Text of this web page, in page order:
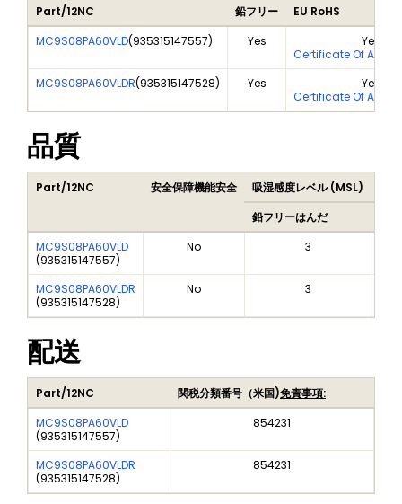
Part/12NC 鉛フリー
EU RoHS
MC9S08PA60VLD(935315147557) Yes
Yes
Certificate Of
MC9S08PA60VLDR(935315147528) Yes
Yes
Certificate Of
品質
Part/12NC 安全保障機能安全 吸湿感度レベル (MSL)
鉛フリーはんだ
MC9S08PA60VLD
(935315147557)
No 3
MC9S08PA60VLDR
(935315147528)
No 3
配送
Part/12NC 関税分類番号（米国)免責事項:
MC9S08PA60VLD
(935315147557)
854231
MC9S08PA60VLDR
(935315147528)
854231